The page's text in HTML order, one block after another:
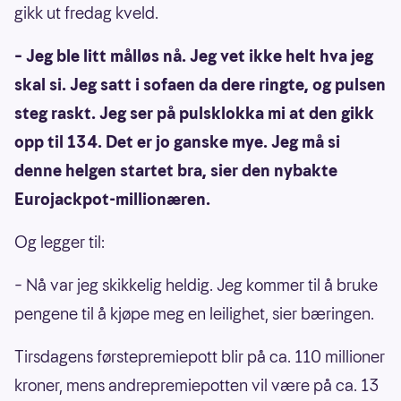
gikk ut fredag kveld.
– Jeg ble litt målløs nå. Jeg vet ikke helt hva jeg
skal si. Jeg satt i sofaen da dere ringte, og pulsen
steg raskt. Jeg ser på pulsklokka mi at den gikk
opp til 134. Det er jo ganske mye. Jeg må si
denne helgen startet bra, sier den nybakte
Eurojackpot-millionæren.
Og legger til:
– Nå var jeg skikkelig heldig. Jeg kommer til å bruke
pengene til å kjøpe meg en leilighet, sier bæringen.
Tirsdagens førstepremiepott blir på ca. 110 millioner
kroner, mens andrepremiepotten vil være på ca. 13